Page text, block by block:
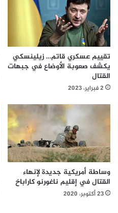
تقييم عسكري قاتم… زيلينسكي
يكشف صعوبة الأوضاع في جبهات
القتال
2 فبراير، 2023
وساطة أمريكية جديدة لإنهاء
القتال في إقليم ناغورنو كاراباخ
23 أكتوبر، 2020